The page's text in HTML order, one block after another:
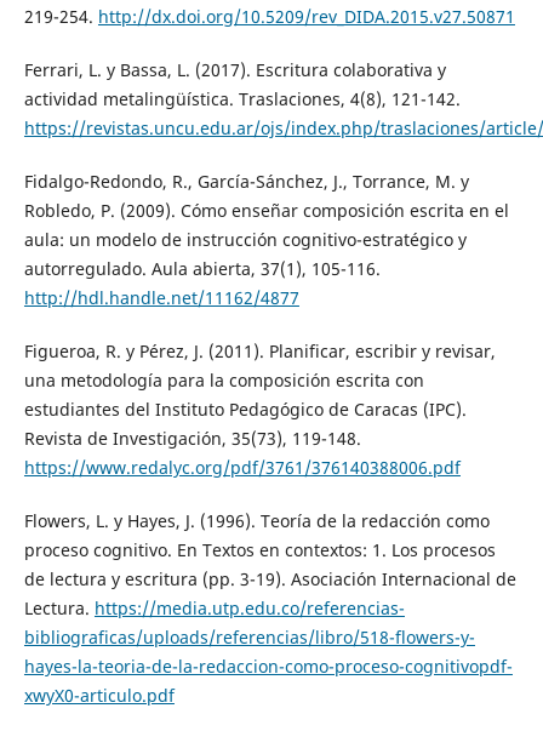
219-254. http://dx.doi.org/10.5209/rev_DIDA.2015.v27.50871
Ferrari, L. y Bassa, L. (2017). Escritura colaborativa y
actividad metalingüística. Traslaciones, 4(8), 121-142.
https://revistas.uncu.edu.ar/ojs/index.php/traslaciones/
Fidalgo-Redondo, R., García-Sánchez, J., Torrance, M. y
Robledo, P. (2009). Cómo enseñar composición escrita en el
aula: un modelo de instrucción cognitivo-estratégico y
autorregulado. Aula abierta, 37(1), 105-116.
http://hdl.handle.net/11162/4877
Figueroa, R. y Pérez, J. (2011). Planificar, escribir y revisar,
una metodología para la composición escrita con
estudiantes del Instituto Pedagógico de Caracas (IPC).
Revista de Investigación, 35(73), 119-148.
https://www.redalyc.org/pdf/3761/376140388006.pdf
Flowers, L. y Hayes, J. (1996). Teoría de la redacción como
proceso cognitivo. En Textos en contextos: 1. Los procesos
de lectura y escritura (pp. 3-19). Asociación Internacional de
Lectura. https://media.utp.edu.co/referencias-
bibliograficas/uploads/referencias/libro/518-flowers-y-
hayes-la-teoria-de-la-redaccion-como-proceso-cognitivopdf-
xwyX0-articulo.pdf